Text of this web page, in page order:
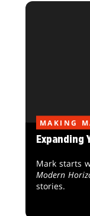
MAKING
Expanding
Mark starts
Modern
stories.